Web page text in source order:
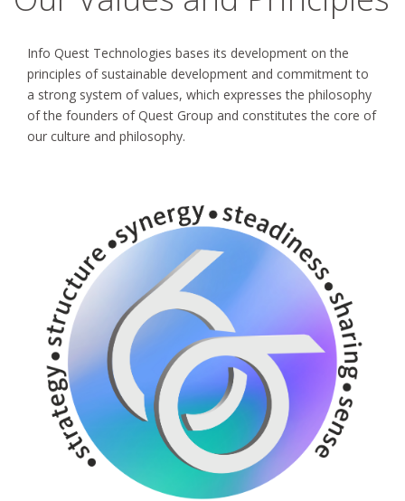
Info Quest Technologies bases its development on the
principles of sustainable development and commitment to
a strong system of values, which expresses the philosophy
of the founders of Quest Group and constitutes the core of
our culture and philosophy.